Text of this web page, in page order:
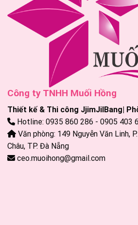
Công ty TNHH Muối Hồng
Thiết kế & Thi công JjimJilBang|
Hotline: 0935 860 286 - 0905 403
Văn phòng: 149 Nguyễn Văn Linh,
Châu, TP. Đà Nẵng
ceo.muoihong@gmail.com